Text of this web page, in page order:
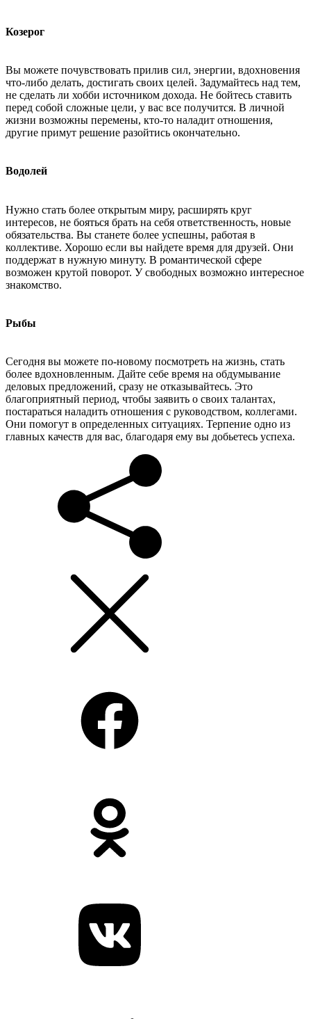
Козерог
Вы можете почувствовать прилив сил, энергии, вдохновения
что-либо делать, достигать своих целей. Задумайтесь над тем,
не сделать ли хобби источником дохода. Не бойтесь ставить
перед собой сложные цели, у вас все получится. В личной
жизни возможны перемены, кто-то наладит отношения,
другие примут решение разойтись окончательно.
Водолей
Нужно стать более открытым миру, расширять круг
интересов, не бояться брать на себя ответственность, новые
обязательства. Вы станете более успешны, работая в
коллективе. Хорошо если вы найдете время для друзей. Они
поддержат в нужную минуту. В романтической сфере
возможен крутой поворот. У свободных возможно интересное
знакомство.
Рыбы
Сегодня вы можете по-новому посмотреть на жизнь, стать
более вдохновленным. Дайте себе время на обдумывание
деловых предложений, сразу не отказывайтесь. Это
благоприятный период, чтобы заявить о своих талантах,
постараться наладить отношения с руководством, коллегами.
Они помогут в определенных ситуациях. Терпение одно из
главных качеств для вас, благодаря ему вы добьетесь успеха.